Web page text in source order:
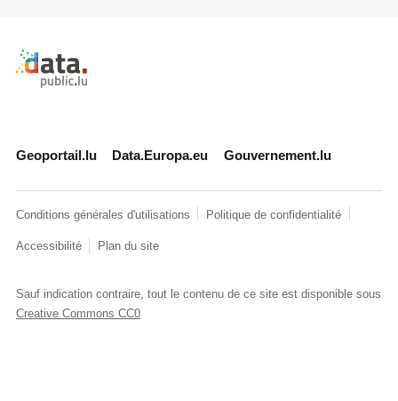
Retour à l'accueil de data.public.lu
Geoportail.lu Data.Europa.eu Gouvernement.lu
Conditions générales d'utilisations Politique de confidentialité
Accessibilité Plan du site
Sauf indication contraire, tout le contenu de ce site est disponible sous
Creative Commons CC0